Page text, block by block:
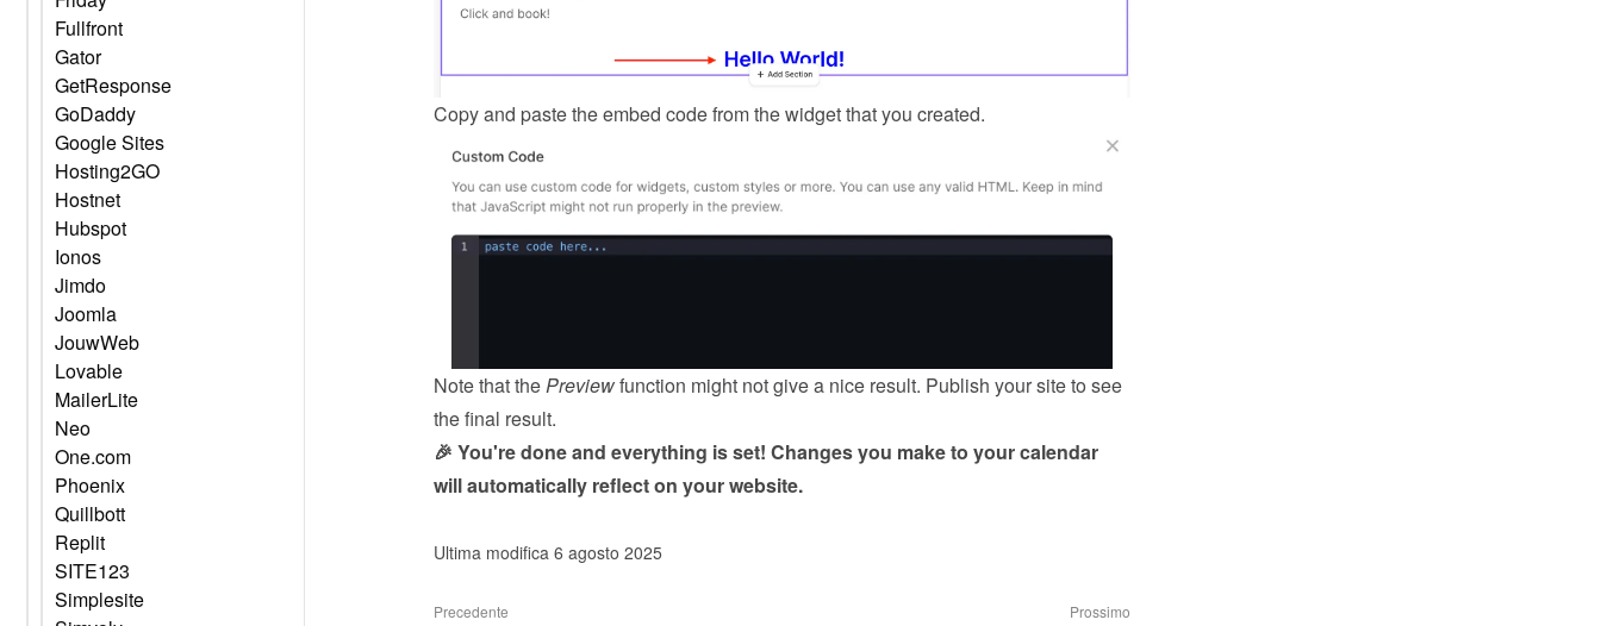
Fullfront
Gator
GetResponse
GoDaddy
Google Sites
Hosting2GO
Hostnet
Hubspot
Ionos
Jimdo
Joomla
JouwWeb
Lovable
MailerLite
Neo
One.com
Phoenix
Quillbott
Replit
SITE123
Simplesite
Copy and paste the embed code from the widget that you created.
Note that the Preview function might not give a nice result. Publish your site to see
the final result.
🎉 You're done and everything is set! Changes you make to your calendar
will automatically reflect on your website.
Ultima modifica 6 agosto 2025
Precedente Prossimo